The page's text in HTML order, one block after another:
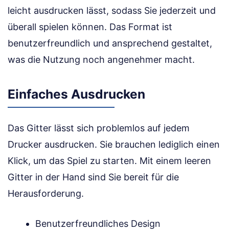
leicht ausdrucken lässt, sodass Sie jederzeit und
überall spielen können. Das Format ist
benutzerfreundlich und ansprechend gestaltet,
was die Nutzung noch angenehmer macht.
Einfaches Ausdrucken
Das Gitter lässt sich problemlos auf jedem
Drucker ausdrucken. Sie brauchen lediglich einen
Klick, um das Spiel zu starten. Mit einem leeren
Gitter in der Hand sind Sie bereit für die
Herausforderung.
Benutzerfreundliches Design